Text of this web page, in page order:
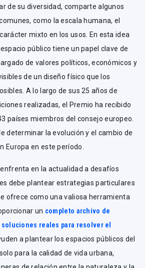
de su diversidad, comparte algunos
como la escala humana, el
mixto en los usos. En esta idea
público tiene un papel clave de
de valores políticos, económicos y
de un diseño físico que los
A lo largo de sus 25 años de
realizadas, el Premio ha recibido
países miembros del consejo europeo.
determinar la evolución y el cambio de
Europa en este período.
en la actualidad a desafíos
debe plantear estrategias particulares
ofrece como una valiosa herramienta
un completo archivo de
reales para resolver el
a plantear los espacios públicos del
para la calidad de vida urbana,